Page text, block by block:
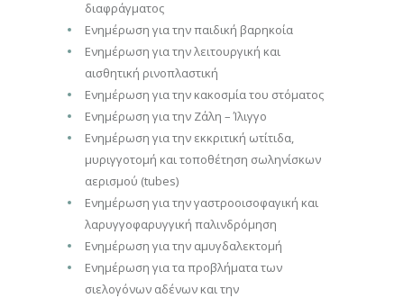
διαφράγματος
Ενημέρωση για την παιδική βαρηκοία
Ενημέρωση για την λειτουργική και
αισθητική ρινοπλαστική
Ενημέρωση για την κακοσμία του στόματος
Ενημέρωση για την Ζάλη – Ίλιγγο
Ενημέρωση για την εκκριτική ωτίτιδα,
μυριγγοτομή και τοποθέτηση σωληνίσκων
αερισμού (tubes)
Ενημέρωση για την γαστροοισοφαγική και
λαρυγγοφαρυγγική παλινδρόμηση
Ενημέρωση για την αμυγδαλεκτομή
Ενημέρωση για τα προβλήματα των
σιελογόνων αδένων και την